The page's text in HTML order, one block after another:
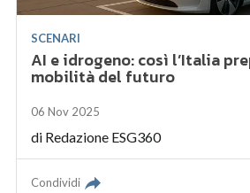
SCENARI
AI e idrogeno: così l’Italia
mobilità del futuro
06 Nov 2025
di Redazione ESG360
Condividi